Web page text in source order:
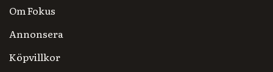
Om Fokus
Annonsera
Köpvillkor